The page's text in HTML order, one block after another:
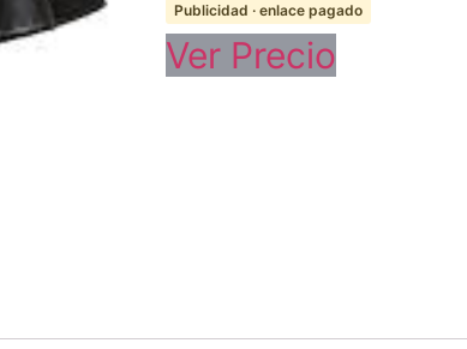
Publicidad · enlace pagado
Ver Precio